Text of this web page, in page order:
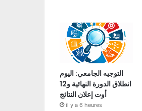
التوجيه الجامعي: اليوم
انطلاق الدورة النهائية و12
أوت إعلان النتائج
il y a 6 heures